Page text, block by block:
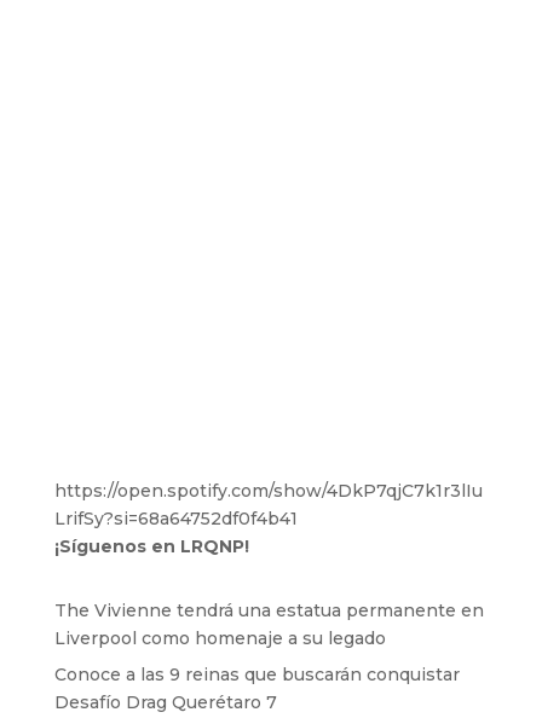
https://open.spotify.com/show/4DkP7qjC7k1r3lIu
LrifSy?si=68a64752df0f4b41
¡Síguenos en LRQNP!
The Vivienne tendrá una estatua permanente en
Liverpool como homenaje a su legado
Conoce a las 9 reinas que buscarán conquistar
Desafío Drag Querétaro 7